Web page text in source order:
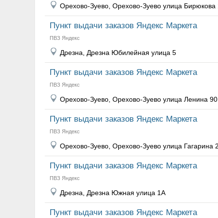
Орехово-Зуево, Орехово-Зуево улица Бирюкова
Пункт выдачи заказов Яндекс Маркета
ПВЗ Яндекс
Дрезна, Дрезна Юбилейная улица 5
Пункт выдачи заказов Яндекс Маркета
ПВЗ Яндекс
Орехово-Зуево, Орехово-Зуево улица Ленина 90
Пункт выдачи заказов Яндекс Маркета
ПВЗ Яндекс
Орехово-Зуево, Орехово-Зуево улица Гагарина 2
Пункт выдачи заказов Яндекс Маркета
ПВЗ Яндекс
Дрезна, Дрезна Южная улица 1А
Пункт выдачи заказов Яндекс Маркета